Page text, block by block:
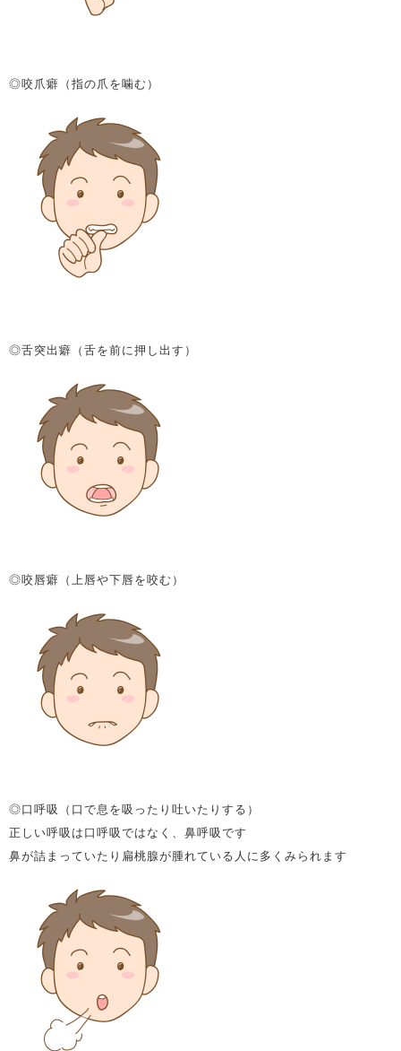
◎咬爪癖（指の爪を噛む）
◎舌突出癖（舌を前に押し出す）
◎咬唇癖（上唇や下唇を咬む）
◎口呼吸（口で息を吸ったり吐いたりする）
正しい呼吸は口呼吸ではなく、鼻呼吸です
鼻が詰まっていたり扁桃腺が腫れている人に多くみられます